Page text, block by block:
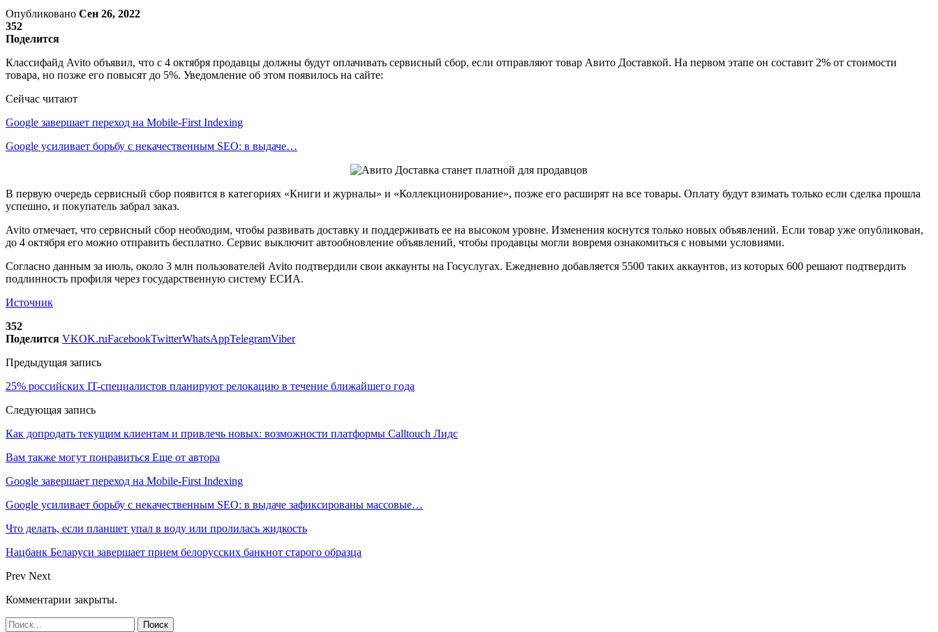
Опубликовано Сен 26, 2022
352
Поделится
Классифайд Avito объявил, что с 4 октября продавцы должны будут оплачивать сервисный сбор, если отправляют товар Авито Доставкой. На первом этапе он составит 2% от стоимости
товара, но позже его повысят до 5%. Уведомление об этом появилось на сайте:
Сейчас читают
Google завершает переход на Mobile-First Indexing
Google усиливает борьбу с некачественным SEO: в выдаче…
В первую очередь сервисный сбор появится в категориях «Книги и журналы» и «Коллекционирование», позже его расширят на все товары. Оплату будут взимать только если сделка прошла
успешно, и покупатель забрал заказ.
Avito отмечает, что сервисный сбор необходим, чтобы развивать доставку и поддерживать ее на высоком уровне. Изменения коснутся только новых объявлений. Если товар уже опубликован,
до 4 октября его можно отправить бесплатно. Сервис выключит автообновление объявлений, чтобы продавцы могли вовремя ознакомиться с новыми условиями.
Согласно данным за июль, около 3 млн пользователей Avito подтвердили свои аккаунты на Госуслугах. Ежедневно добавляется 5500 таких аккаунтов, из которых 600 решают подтвердить
подлинность профиля через государственную систему ЕСИА.
Источник
352
Поделится VKOK.ruFacebookTwitterWhatsAppTelegramViber
Предыдущая запись
25% российских IT-специалистов планируют релокацию в течение ближайшего года
Следующая запись
Как допродать текущим клиентам и привлечь новых: возможности платформы Calltouch Лидс
Вам также могут понравиться Еще от автора
Google завершает переход на Mobile-First Indexing
Google усиливает борьбу с некачественным SEO: в выдаче зафиксированы массовые…
Что делать, если планшет упал в воду или пролилась жидкость
Нацбанк Беларуси завершает прием белорусских банкнот старого образца
Prev Next
Комментарии закрыты.